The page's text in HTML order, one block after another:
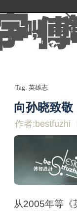
Tag: 英雄志
向孙晓致敬
作者:bestfuzhi
从2005年等《